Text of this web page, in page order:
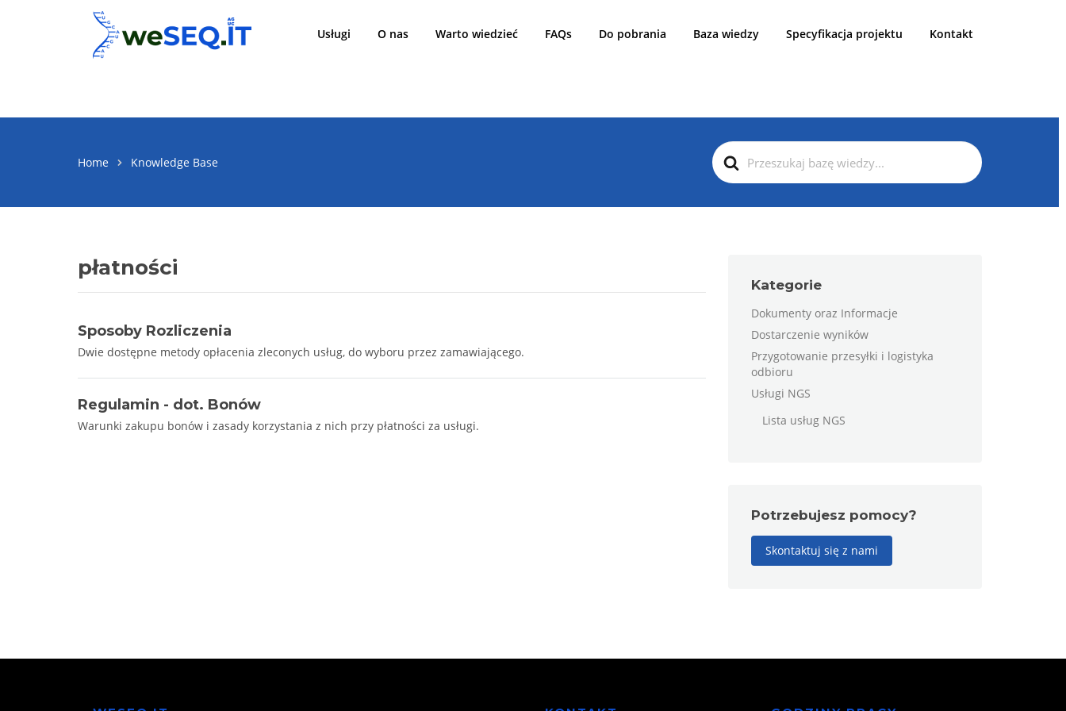
Usługi O nas Warto wiedzieć FAQs Do pobrania Baza wiedzy Specyfikacja projektu Kontakt
Search
For
Home Knowledge Base
płatności
Sposoby Rozliczenia
Dwie dostępne metody opłacenia zleconych usług, do wyboru przez zamawiającego.
Regulamin - dot. Bonów
Warunki zakupu bonów i zasady korzystania z nich przy płatności za usługi.
Kategorie
Dokumenty oraz Informacje
Dostarczenie wyników
Przygotowanie przesyłki i logistyka
odbioru
Usługi NGS
Lista usług NGS
Potrzebujesz pomocy?
Skontaktuj się z nami